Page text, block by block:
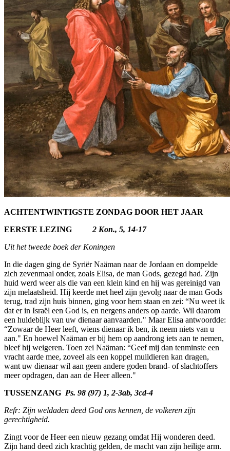
ACHTENTWINTIGSTE ZONDAG DOOR HET JAAR
EERSTE LEZING 2 Kon., 5, 14-17
Uit het tweede boek der Koningen
In die dagen ging de Syriër Naäman naar de Jordaan en dompelde
zich zevenmaal onder, zoals Elisa, de man Gods, gezegd had. Zijn
huid werd weer als die van een klein kind en hij was gereinigd van
zijn melaatsheid. Hij keerde met heel zijn gevolg naar de man Gods
terug, trad zijn huis binnen, ging voor hem staan en zei: “Nu weet ik
dat er in Israël een God is, en nergens anders op aarde. Wil daarom
een huldeblijk van uw dienaar aanvaarden." Maar Elisa antwoordde:
“Zowaar de Heer leeft, wiens dienaar ik ben, ik neem niets van u
aan." En hoewel Naäman er bij hem op aandrong iets aan te nemen,
bleef hij weigeren. Toen zei Naäman: “Geef mij dan tenminste een
vracht aarde mee, zoveel als een koppel muildieren kan dragen,
want uw dienaar wil aan geen andere goden brand- of slachtoffers
meer opdragen, dan aan de Heer alleen."
TUSSENZANG Ps. 98 (97) 1, 2-3ab, 3cd-4
Refr: Zijn weldaden deed God ons kennen, de volkeren zijn
gerechtigheid.
Zingt voor de Heer een nieuw gezang omdat Hij wonderen deed.
Zijn hand deed zich krachtig gelden, de macht van zijn heilige arm.